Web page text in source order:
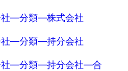
―分類―株式会社
―分類―持分会社
―分類―持分会社―合